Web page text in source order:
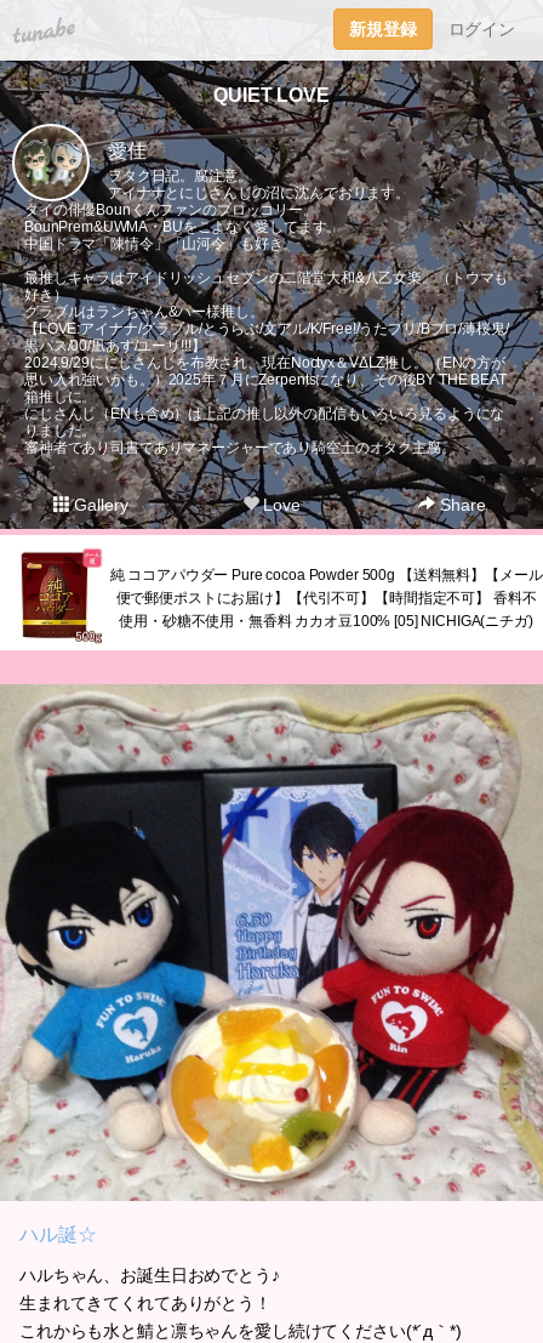
tuna.be 新規登録 ログイン
QUIET LOVE
愛佳
ヲタク日記。腐注意。
アイナナとにじさんじの沼に沈んでおります。
タイの俳優Bounくんファンのブロッコリー。
BounPrem&UWMA・BUをこよなく愛してます。
中国ドラマ「陳情令」「山河令」も好き。
最推しキャラはアイドリッシュセブンの二階堂大和&八乙女楽。（トウマも
好き）
グラブルはランちゃん&パー様推し。
【LOVE:アイナナ/グラブル/とうらぶ/文アル/K/Free!/うたプリ/Bプロ/薄桜鬼/
黒バス/00/凪あす/ユーリ!!!】
2024.9/29ににじさんじを布教され、現在Noctyx＆VΔLZ推し。（ENの方が
思い入れ強いかも。）2025年７月にZerpentsになり、その後BY THE BEAT
箱推しに。
にじさんじ（ENも含め）は上記の推し以外の配信もいろいろ見るようにな
りました。
審神者であり司書でありマネージャーであり騎空士のオタク主腐。
Gallery Love Share
純 ココアパウダー Pure cocoa Powder 500g 【送料無料】【メール
便で郵便ポストにお届け】【代引不可】【時間指定不可】 香料不
使用・砂糖不使用・無香料 カカオ豆100% [05] NICHIGA(ニチガ)
ハル誕☆
ハルちゃん、お誕生日おめでとう♪
生まれてきてくれてありがとう！
これからも水と鯖と凛ちゃんを愛し続けてください(*´д｀*)